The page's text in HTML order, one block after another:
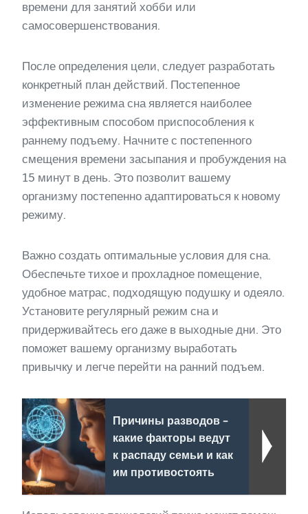
времени для занятий хобби или
самосовершенствования.
После определения цели, следует разработать
конкретный план действий. Постепенное
изменение режима сна является наиболее
эффективным способом приспособления к
раннему подъему. Начните с постепенного
смещения времени засыпания и пробуждения на
15 минут в день. Это позволит вашему
организму постепенно адаптироваться к новому
режиму.
Важно создать оптимальные условия для сна.
Обеспечьте тихое и прохладное помещение,
удобное матрас, подходящую подушку и одеяло.
Установите регулярный режим сна и
придерживайтесь его даже в выходные дни. Это
поможет вашему организму выработать
привычку и легче перейти на ранний подъем.
Причины разводов -
какие факторы ведут
к распаду семьи и как
им противостоять